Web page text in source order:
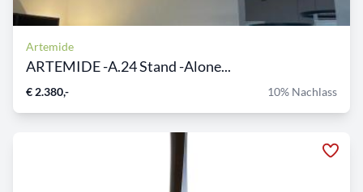
Artemide
ARTEMIDE -A.24 Stand -Alone...
€ 2.380,- 10% Nachlass